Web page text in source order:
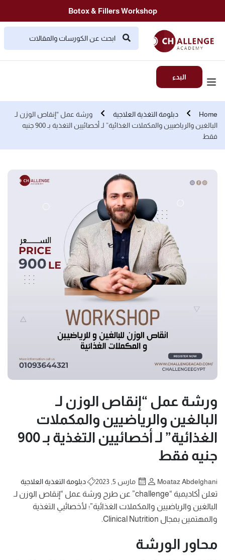
Botox & Fillers Workshop
البدء
Home دبلومة التغذية العلاجية
ورشة عمل “إنقاص الوزن لـ
البالغين والرياضيين والمكملات الغذائية” لـ أخصائيين التغذية بـ 900 جنيه
فقط
ورشة عمل “إنقاص الوزن لـ
البالغين والرياضيين والمكملات
الغذائية” لـ أخصائيين التغذية بـ 900
جنيه فقط
Moataz Abdelghani مارس 5, 2023 دبلومة التغذية العلاجية
تعلن أكاديمية “challenge” عن طرح ورشة عمل “إنقاص الوزن لـ
البالغين والرياضيين والمكملات الغذائية”؛ لأخصائيي التغذية
والمهتمين بمجال Clinical Nutrition.
محاور الورشة